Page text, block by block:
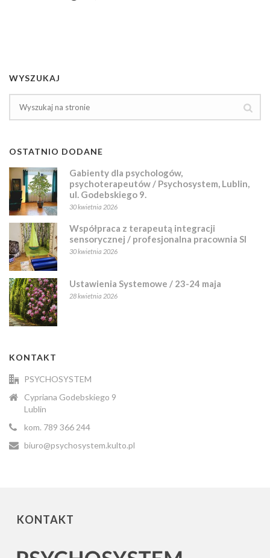
WYSZUKAJ
OSTATNIO DODANE
Gabienty dla psychologów,
psychoterapeutów / Psychosystem, Lublin,
ul. Godebskiego 9.
30 kwietnia 2026
Współpraca z terapeutą integracji
sensorycznej / profesjonalna pracownia SI
30 kwietnia 2026
Ustawienia Systemowe / 23-24 maja
28 kwietnia 2026
KONTAKT
PSYCHOSYSTEM
Cypriana Godebskiego 9
Lublin
kom. 789 366 244
biuro@psychosystem.kulto.pl
KONTAKT